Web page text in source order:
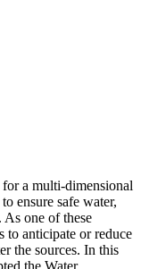
a multi-dimensional
ensure safe water,
As one of these
to anticipate or reduce
the sources. In this
the Water